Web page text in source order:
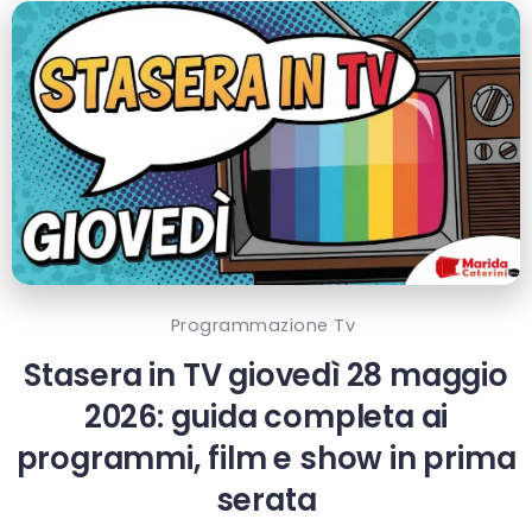
Programmazione Tv
Stasera in TV giovedì 28 maggio
2026: guida completa ai
programmi, film e show in prima
serata